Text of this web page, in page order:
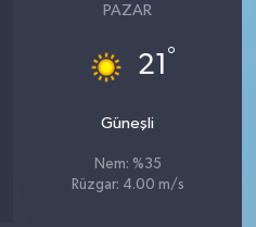
PAZAR
21 °
Güneşli
Nem: %35
Rüzgar: 4.00 m/s